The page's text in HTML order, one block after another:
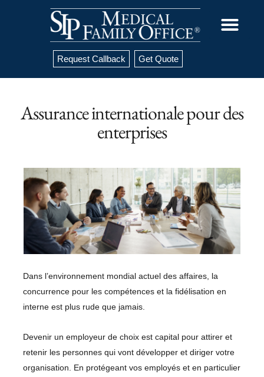
Request Callback Get Quote
Assurance internationale pour des
enterprises
Dans l’environnement mondial actuel des affaires, la
concurrence pour les compétences et la fidélisation en
interne est plus rude que jamais.
Devenir un employeur de choix est capital pour attirer et
retenir les personnes qui vont développer et diriger votre
organisation. En protégeant vos employés et en particulier